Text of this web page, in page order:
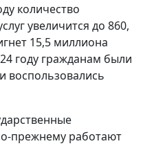
количество
увеличится до 860,
15,5 миллиона
году гражданам были
воспользовались
прежнему работают